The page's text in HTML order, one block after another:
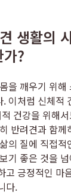
생활의
?
을 깨우기 위
이처럼 신체적
건강을 위해
반려견과 함
의 질에 직접
기 좋은 것을
고 긍정적인 마
다.